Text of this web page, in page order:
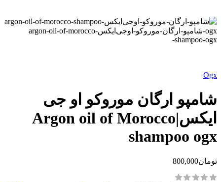
Ogx
شامپو ارگان موروکو او جی
ایکس|Argon oil of Morocco
shampoo ogx
تومان800,000